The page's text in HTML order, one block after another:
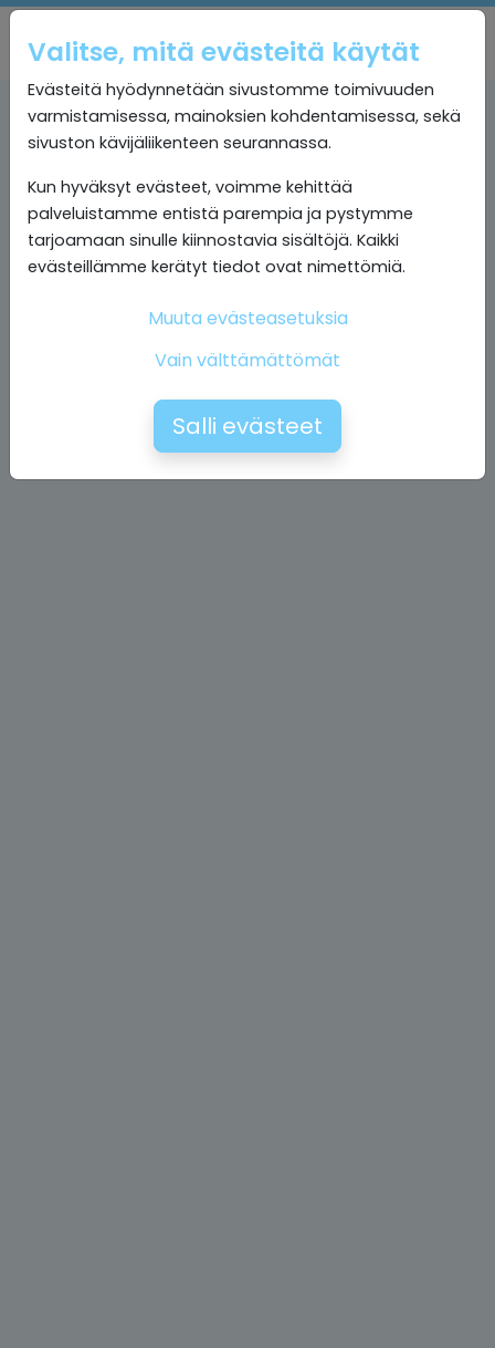
Valitse, mitä evästeitä käytät
Evästeitä hyödynnetään sivustomme toimivuuden
varmistamisessa, mainoksien kohdentamisessa, sekä
sivuston kävijäliikenteen seurannassa.
Kun hyväksyt evästeet, voimme kehittää
palveluistamme entistä parempia ja pystymme
tarjoamaan sinulle kiinnostavia sisältöjä. Kaikki
evästeillämme kerätyt tiedot ovat nimettömiä.
Muuta evästeasetuksia
Vain välttämättömät
Salli evästeet